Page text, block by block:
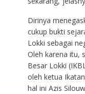
Dirinya
cukup bukti
Lokki sebagai
Oleh karena itu,
Besar Lokki
oleh ketua
hal ini Azis